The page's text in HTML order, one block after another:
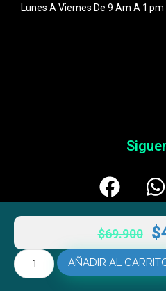
$69.900 $
AÑADIR AL
Lunes A Viernes De 9 Am A 1 Pm